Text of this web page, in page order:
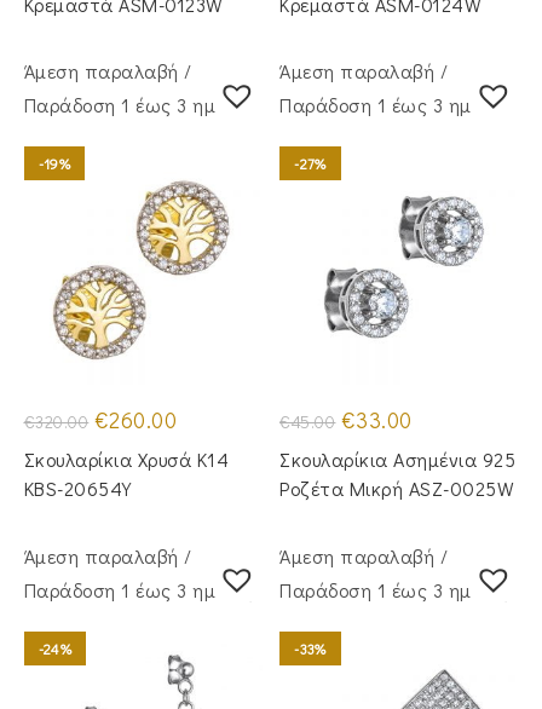
Άμεση παραλαβή /
Παράδoση 1 έως 3 ημέρες
-19%
€320.00 Original
price
was:
€320.00.
€260.00
τιμή
είναι:
Σκουλαρίκια Χρυσά Κ14
KBS-20654Y
Άμεση παραλαβή /
Παράδoση 1 έως 3 ημέρες
-27%
€45.00 Original
price
was:
€45.00.
€33.00
τιμή
είναι:
€33.00.
Σκουλαρίκια Ασημένια 925
Ροζέτα Μικρή ASZ-0025W
Άμεση παραλαβή /
Παράδoση 1 έως 3 ημέρες
-24%
Άμεση παραλαβή /
Παράδoση 1 έως 3 ημέρες
-33%